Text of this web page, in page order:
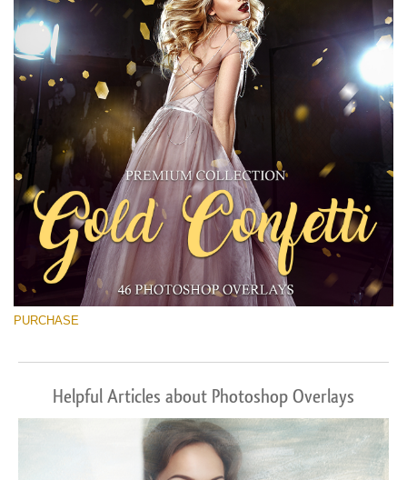
PURCHASE
Helpful Articles about Photoshop Overlays